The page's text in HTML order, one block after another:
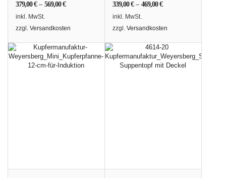
379,00€– 569,00€
inkl. MwSt.
zzgl. Versandkosten
339,00€– 469,00€
inkl. MwSt.
zzgl. Versandkosten